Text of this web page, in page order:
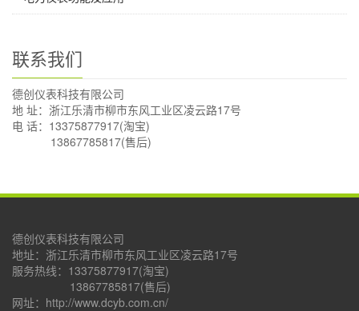
联系我们
德创仪表科技有限公司
地 址：浙江乐清市柳市东风工业区凌云路17号
电 话：13375877917(淘宝)
13867785817(售后)
德创仪表科技有限公司
地址：浙江乐清市柳市东风工业区凌云路17号
服务热线：13375877917(淘宝)
13867785817(售后)
网址：http://www.dcyb.com.cn/